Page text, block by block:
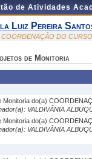
de Atividades
Luiz Pereira
DO
de Monitoria
Monitoria do(a)
VALDIVÂNIA
Monitoria do(a)
VALDIVÂNIA